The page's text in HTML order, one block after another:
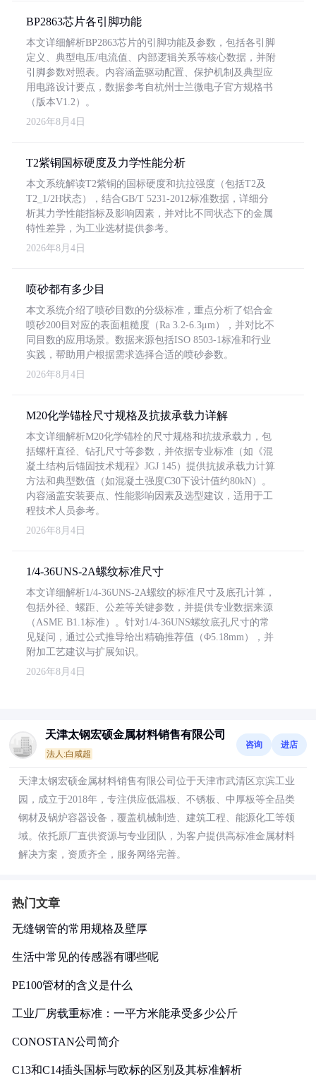
BP2863芯片各引脚功能
本文详细解析BP2863芯片的引脚功能及参数，包括各引脚
定义、典型电压/电流值、内部逻辑关系等核心数据，并附
引脚参数对照表。内容涵盖驱动配置、保护机制及典型应
用电路设计要点，数据参考自杭州士兰微电子官方规格书
（版本V1.2）。
2026年8月4日
T2紫铜国标硬度及力学性能分析
本文系统解读T2紫铜的国标硬度和抗拉强度（包括T2及
T2_1/2H状态），结合GB/T 5231-2012标准数据，详细分
析其力学性能指标及影响因素，并对比不同状态下的金属
特性差异，为工业选材提供参考。
2026年8月4日
喷砂都有多少目
本文系统介绍了喷砂目数的分级标准，重点分析了铝合金
喷砂200目对应的表面粗糙度（Ra 3.2-6.3μm），并对比不
同目数的应用场景。数据来源包括ISO 8503-1标准和行业
实践，帮助用户根据需求选择合适的喷砂参数。
2026年8月4日
M20化学锚栓尺寸规格及抗拔承载力详解
本文详细解析M20化学锚栓的尺寸规格和抗拔承载力，包
括螺杆直径、钻孔尺寸等参数，并依据专业标准（如《混
凝土结构后锚固技术规程》JGJ 145）提供抗拔承载力计算
方法和典型数值（如混凝土强度C30下设计值约80kN）。
内容涵盖安装要点、性能影响因素及选型建议，适用于工
程技术人员参考。
2026年8月4日
1/4-36UNS-2A螺纹标准尺寸
本文详细解析1/4-36UNS-2A螺纹的标准尺寸及底孔计算，
包括外径、螺距、公差等关键参数，并提供专业数据来源
（ASME B1.1标准）。针对1/4-36UNS螺纹底孔尺寸的常
见疑问，通过公式推导给出精确推荐值（Φ5.18mm），并
附加工艺建议与扩展知识。
2026年8月4日
天津太钢宏硕金属材料销售有限公司
法人:白咸超
咨询 进店
天津太钢宏硕金属材料销售有限公司位于天津市武清区京滨工业
园，成立于2018年，专注供应低温板、不锈板、中厚板等全品类
钢材及锅炉容器设备，覆盖机械制造、建筑工程、能源化工等领
域。依托原厂直供资源与专业团队，为客户提供高标准金属材料
解决方案，资质齐全，服务网络完善。
热门文章
无缝钢管的常用规格及壁厚
生活中常见的传感器有哪些呢
PE100管材的含义是什么
工业厂房载重标准：一平方米能承受多少公斤
CONOSTAN公司简介
C13和C14插头国标与欧标的区别及其标准解析